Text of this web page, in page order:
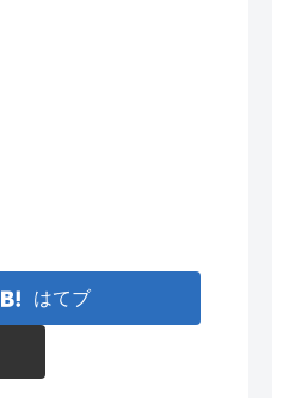
はてブ